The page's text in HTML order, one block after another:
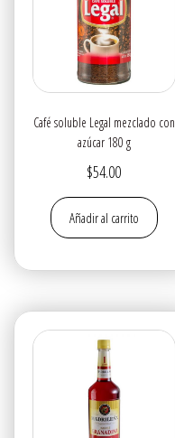
Café soluble Legal mezclado con
azúcar 180 g
$54.00
Añadir al carrito